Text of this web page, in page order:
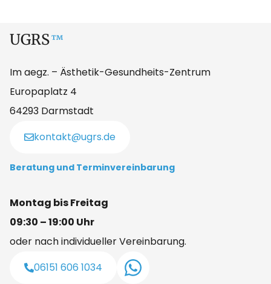
UGRS™
Im aegz. – Ästhetik-Gesundheits-Zentrum
Europaplatz 4
64293 Darmstadt
kontakt@ugrs.de
Beratung und Terminvereinbarung
Montag bis Freitag
09:30 – 19:00 Uhr
oder nach individueller Vereinbarung.
06151 606 1034